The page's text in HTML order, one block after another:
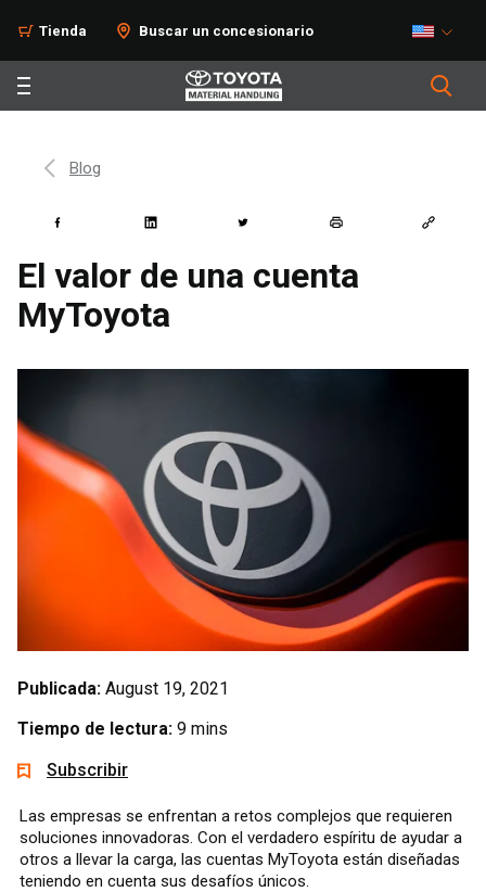
Tienda Buscar un concesionario
Blog
El valor de una cuenta
MyToyota
Publicada: August 19, 2021
Tiempo de lectura: 9 mins
Subscribir
Las empresas se enfrentan a retos complejos que requieren
soluciones innovadoras. Con el verdadero espíritu de ayudar a
otros a llevar la carga, las cuentas MyToyota están diseñadas
teniendo en cuenta sus desafíos únicos.